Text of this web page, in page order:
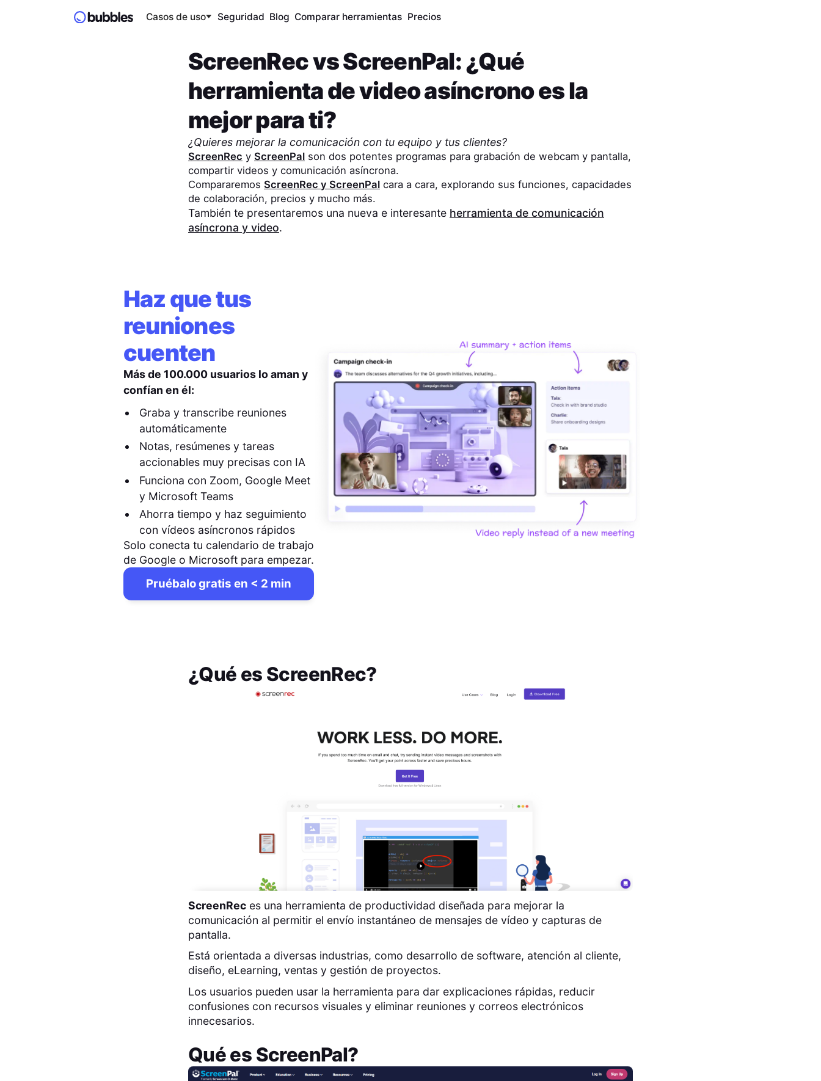
Casos de uso Seguridad Blog Comparar herramientas Precios
ScreenRecvsScreenPal: ¿Qué
herramienta de video asíncrono es la
mejor para ti?
¿Quieres mejorar la comunicación con tu equipo y tus clientes?
ScreenRec y ScreenPalson dos potentes programas para grabación de webcam y pantalla,
compartir videos y comunicación asíncrona.
Compararemos ScreenRec y ScreenPalcara a cara, explorando sus funciones, capacidades
de colaboración, precios y mucho más.
También te presentaremos una nueva e interesante herramienta de comunicación
asíncrona y video.
Haz que tus
reuniones
cuenten
Más de 100.000 usuarios lo aman y
confían en él:
Graba y transcribe reuniones
automáticamente
Notas, resúmenes y tareas
accionables muy precisas con IA
Funciona con Zoom, Google Meet
y Microsoft Teams
Ahorra tiempo y haz seguimiento
con vídeos asíncronos rápidos
Solo conecta tu calendario de trabajo
de Google o Microsoft para empezar.
Pruébalo gratis en < 2 min
¿Qué es ScreenRec?
ScreenReces una herramienta de productividad diseñada para mejorar la
comunicación al permitir el envío instantáneo de mensajes de vídeo y capturas de
pantalla.
Está orientada a diversas industrias, como desarrollo de software, atención al cliente,
diseño, eLearning, ventas y gestión de proyectos.
Los usuarios pueden usar la herramienta para dar explicaciones rápidas, reducir
confusiones con recursos visuales y eliminar reuniones y correos electrónicos
innecesarios.
Qué es ScreenPal?